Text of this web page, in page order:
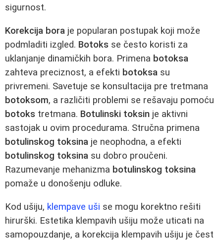
sigurnost.
Korekcija bora je popularan postupak koji može
podmladiti izgled. Botoks se često koristi za
uklanjanje dinamičkih bora. Primena botoksa
zahteva preciznost, a efekti botoksa su
privremeni. Savetuje se konsultacija pre tretmana
botoksom, a različiti problemi se rešavaju pomoću
botoks tretmana. Botulinski toksin je aktivni
sastojak u ovim procedurama. Stručna primena
botulinskog toksina je neophodna, a efekti
botulinskog toksina su dobro proučeni.
Razumevanje mehanizma botulinskog toksina
pomaže u donošenju odluke.
Kod ušiju, klempave uši se mogu korektno rešiti
hirurški. Estetika klempavih ušiju može uticati na
samopouzdanje, a korekcija klempavih ušiju je čest